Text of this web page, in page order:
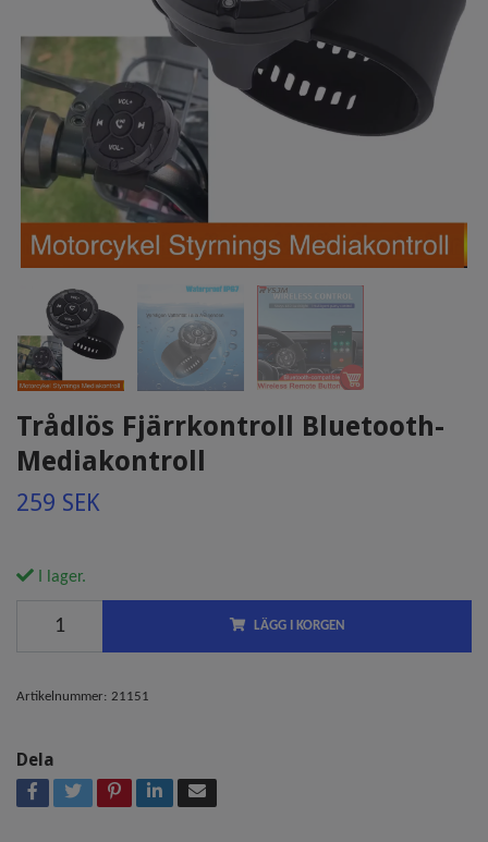
Trådlös Fjärrkontroll Bluetooth-
Mediakontroll
259 SEK
I lager.
LÄGG I KORGEN
Artikelnummer: 21151
Dela